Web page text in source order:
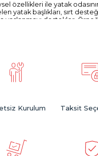
özellikleri ile yatak
yatak başlıkları, sırt
yaslanmayı destekler.
olma özelliği de
ile uyumlu renk ve
özellik katabilirsiniz.
yatak başlıkları da
Kurulum Taksit